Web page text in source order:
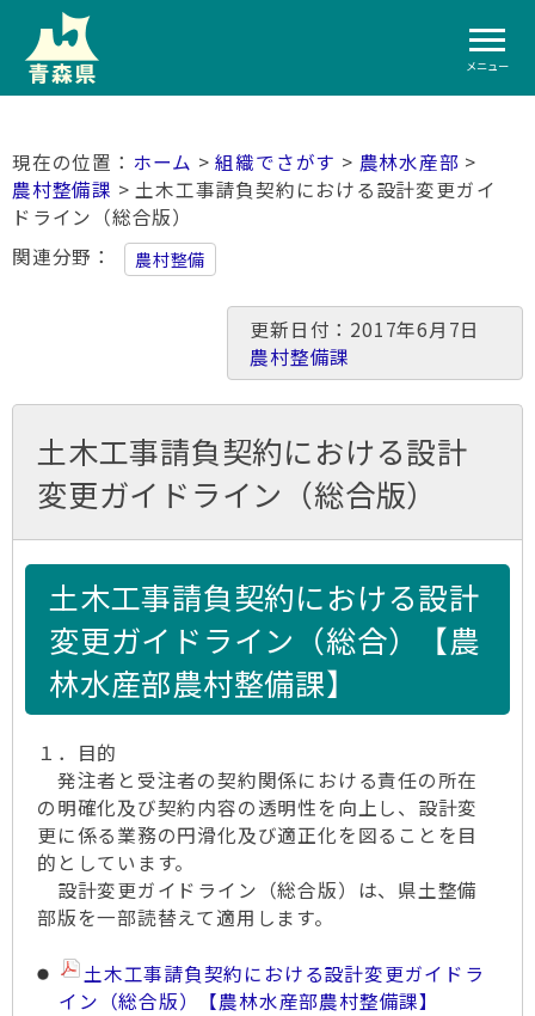
メニュー
ホーム >組織でさがす > 農林水産部 >
農村整備課 > 土木工事請負契約における設計変更ガイ
ドライン（総合版）
関連分野
農村整備
更新日付：2017年6月7日
農村整備課
土木工事請負契約における設計
変更ガイドライン（総合版）
土木工事請負契約における設計
変更ガイドライン（総合）【農
林水産部農村整備課】
１．目的
発注者と受注者の契約関係における責任の所在
の明確化及び契約内容の透明性を向上し、設計変
更に係る業務の円滑化及び適正化を図ることを目
的としています。
設計変更ガイドライン（総合版）は、県土整備
部版を一部読替えて適用します。
土木工事請負契約における設計変更ガイドラ
イン（総合版）【農林水産部農村整備課】